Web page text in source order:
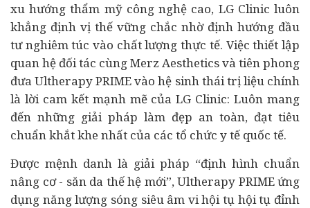
xu hướng thẩm mỹ công nghệ cao, LG Clinic luôn
khẳng định vị thế vững chắc nhờ định hướng đầu
tưnghiêm túc vào chất lượng thực tế. Việc thiết lập
quan hệ đối tác cùng Merz Aesthetics và tiên phong
đưa Ultherapy PRIME vào hệ sinh thái trị liệu chính
là lời cam kết mạnh mẽ của LG Clinic: Luôn mang
đến những giải pháp làm đẹp an toàn, đạt tiêu
chuẩn khắt khe nhất của các tổ chức y tế quốc tế.
Được mệnh danh là giải pháp “định hình chuẩn
nâng cơ - săn da thế hệ mới”, Ultherapy PRIME ứng
dụng năng lượng sóng siêu âm vi hội tụ hội tụ đỉnh